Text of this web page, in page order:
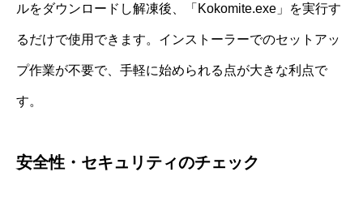
ルをダウンロードし解凍後、「Kokomite.exe」を実行す
るだけで使用できます。インストーラーでのセットアッ
プ作業が不要で、手軽に始められる点が大きな利点で
す。
安全性・セキュリティのチェック